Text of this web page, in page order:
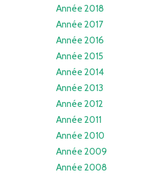
Année 2018
Année 2017
Année 2016
Année 2015
Année 2014
Année 2013
Année 2012
Année 2011
Année 2010
Année 2009
Année 2008